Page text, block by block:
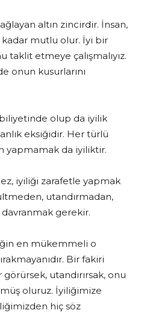
altın zincirdir. İnsan,
kadar mutlu olur. İyi bir
etmeye çalışmalıyız.
onun kusurlarını
olup da iyilik
eksiğidir. Her türlü
yapmamak da iyiliktir.
iyiliği zarafetle yapmak
utandırmadan,
davranmak gerekir.
en mükemmeli o
Bir fakiri
utandırırsak, onu
oluruz. İyiliğimize
hiç söz